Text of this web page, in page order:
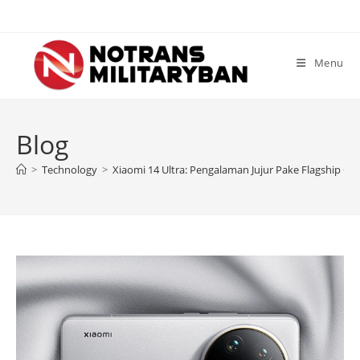
content
Menu
Blog
> Technology > Xiaomi 14 Ultra: Pengalaman Jujur Pake Flagship